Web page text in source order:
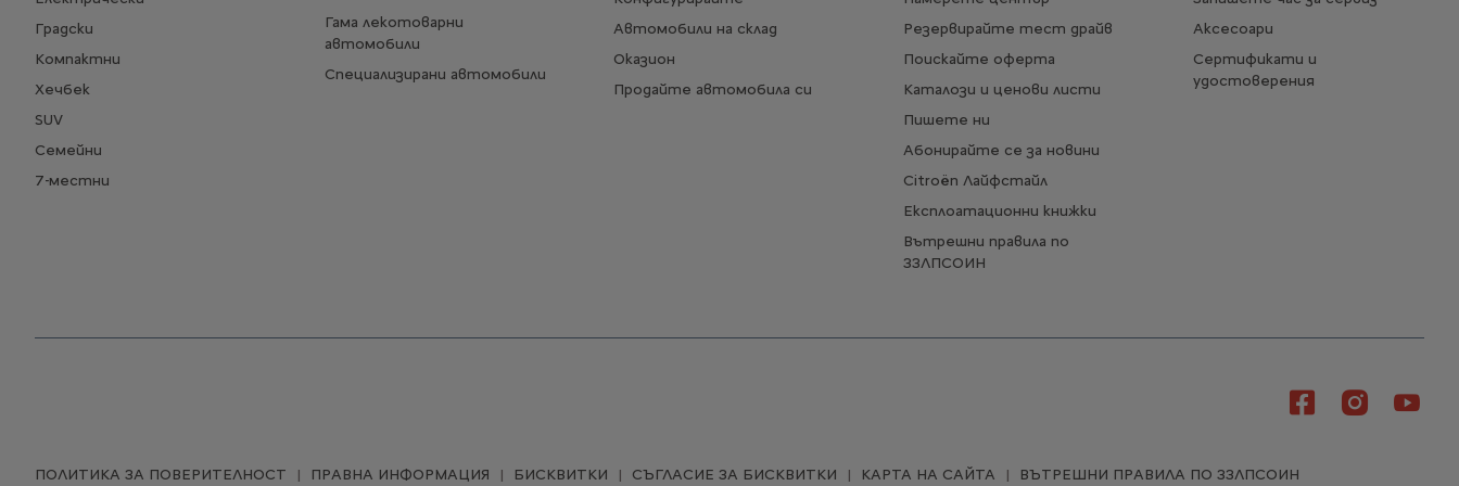
Градски
Компактни
Хечбек
SUV
Семейни
7-местни
Гама лекотоварни
автомобили
Специализирани автомобили
Автомобили на склад
Оказион
Продайте автомобила си
Резервирайте тест драйв
Поискайте оферта
Каталози и ценови листи
Пишете ни
Абонирайте се за новини
Citroën Лайфстайл
Експлоатационни книжки
Вътрешни правила по
ЗЗЛПСОИН
Аксесоари
Сертификати и
удостоверения
ПОЛИТИКА ЗА ПОВЕРИТЕЛНОСТ ПРАВНА ИНФОРМАЦИЯ БИСКВИТКИ СЪГЛАСИЕ ЗА БИСКВИТКИ КАРТА НА САЙТА ВЪТРЕШНИ ПРАВИЛА ПО ЗЗЛПСОИН